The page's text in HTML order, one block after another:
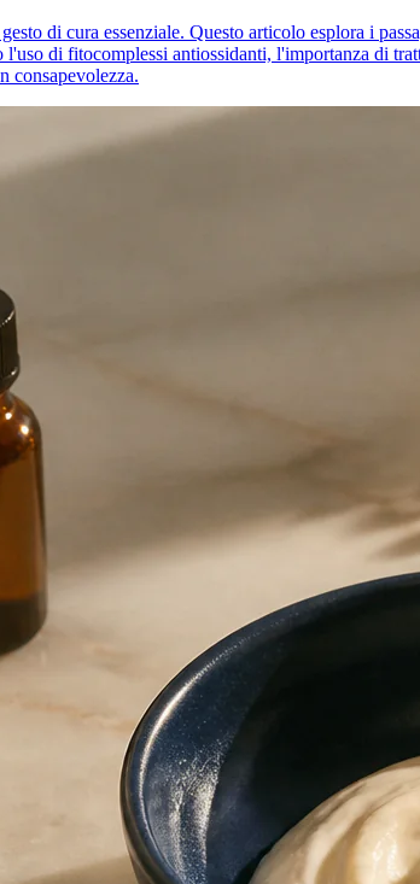
di cura essenziale. Questo articolo esplora i
di fitocomplessi antiossidanti, l'importanza di
consapevolezza.